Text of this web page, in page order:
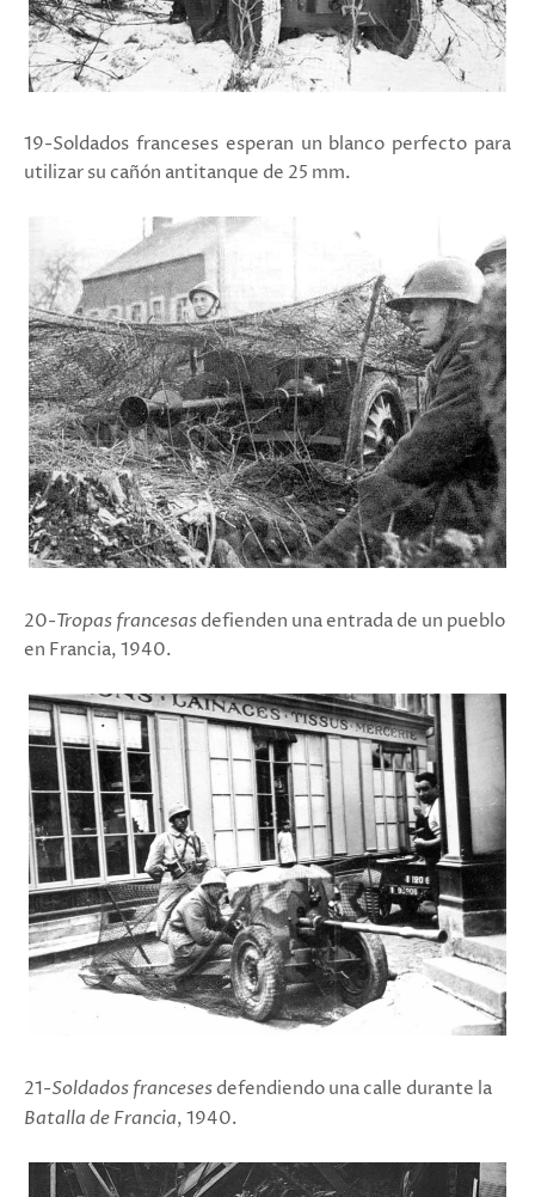
19-Soldados franceses esperan un blanco perfecto para
utilizar su cañón antitanque de 25 mm.
20-Tropas francesasdefienden una entrada de un pueblo
en Francia, 1940.
21-Soldados francesesdefendiendo una calle durante la
Batalla de Francia, 1940.